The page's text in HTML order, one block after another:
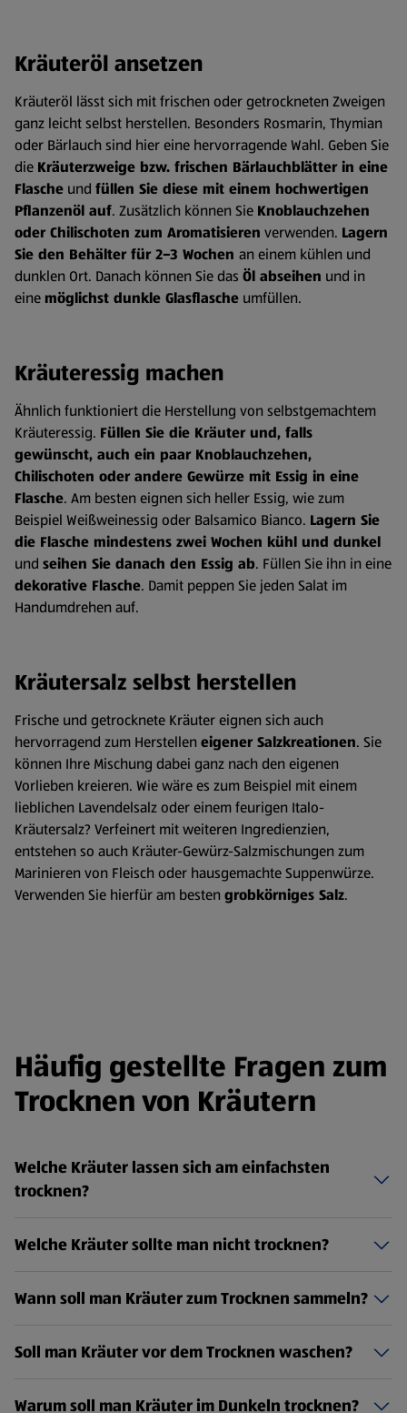
Kräuteröl ansetzen
Kräuteröl lässt sich mit frischen oder getrockneten Zweigen
ganz leicht selbst herstellen. Besonders Rosmarin, Thymian
oder Bärlauch sind hier eine hervorragende Wahl. Geben Sie
die Kräuterzweige bzw. frischen Bärlauchblätter in eine
Flasche und füllen Sie diese mit einem hochwertigen
Pflanzenöl auf. Zusätzlich können Sie Knoblauchzehen
oder Chilischoten zum Aromatisieren verwenden. Lagern
Sie den Behälter für 2–3 Wochen an einem kühlen und
dunklen Ort. Danach können Sie das Öl abseihen und in
eine möglichst dunkle Glasflasche umfüllen.
Kräuteressig machen
Ähnlich funktioniert die Herstellung von selbstgemachtem
Kräuteressig. Füllen Sie die Kräuter und, falls
gewünscht, auch ein paar Knoblauchzehen,
Chilischoten oder andere Gewürze mit Essig in eine
Flasche. Am besten eignen sich heller Essig, wie zum
Beispiel Weißweinessig oder Balsamico Bianco. Lagern Sie
die Flasche mindestens zwei Wochen kühl und dunkel
und seihen Sie danach den Essig ab. Füllen Sie ihn in eine
dekorative Flasche. Damit peppen Sie jeden Salat im
Handumdrehen auf.
Kräutersalz selbst herstellen
Frische und getrocknete Kräuter eignen sich auch
hervorragend zum Herstellen eigener Salzkreationen. Sie
können Ihre Mischung dabei ganz nach den eigenen
Vorlieben kreieren. Wie wäre es zum Beispiel mit einem
lieblichen Lavendelsalz oder einem feurigen Italo-
Kräutersalz? Verfeinert mit weiteren Ingredienzien,
entstehen so auch Kräuter-Gewürz-Salzmischungen zum
Marinieren von Fleisch oder hausgemachte Suppenwürze.
Verwenden Sie hierfür am besten grobkörniges Salz.
Häufig gestellte Fragen zum
Trocknen von Kräutern
Welche Kräuter lassen sich am einfachsten
trocknen?
Welche Kräuter sollte man nicht trocknen?
Wann soll man Kräuter zum Trocknen sammeln?
Soll man Kräuter vor dem Trocknen waschen?
Warum soll man Kräuter im Dunkeln trocknen?